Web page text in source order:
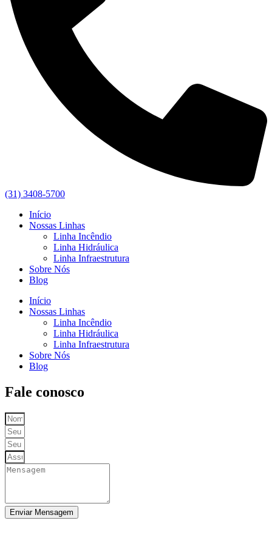
(31) 3408-5700
Início
Nossas Linhas
Linha Incêndio
Linha Hidráulica
Linha Infraestrutura
Sobre Nós
Blog
Início
Nossas Linhas
Linha Incêndio
Linha Hidráulica
Linha Infraestrutura
Sobre Nós
Blog
Fale conosco
Enviar Mensagem